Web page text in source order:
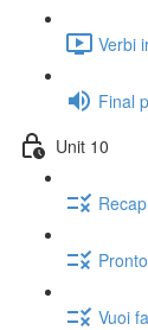
Verbi
Final
Unit 10
Recap
Vuoi